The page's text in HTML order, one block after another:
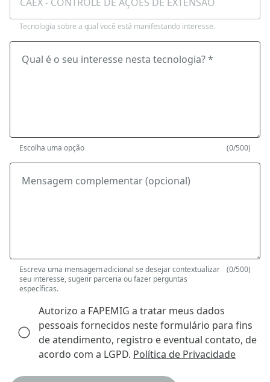
Tecnologia sobre a qual você está manifestando interesse.
Qual é o seu interesse nesta tecnologia? *
Escolha uma opção (0/500)
Mensagem complementar (opcional)
Escreva uma mensagem adicional se desejar contextualizar
seu interesse, sugerir parceria ou fazer perguntas
específicas.
(0/500)
Autorizo a FAPEMIG a tratar meus dados
pessoais fornecidos neste formulário para fins
de atendimento, registro e eventual contato, de
acordo com a LGPD. Política de Privacidade